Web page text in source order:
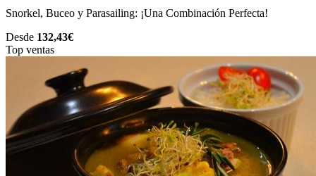
Snorkel, Buceo y Parasailing: ¡Una Combinación Perfecta!
Desde 132,43€
Top ventas